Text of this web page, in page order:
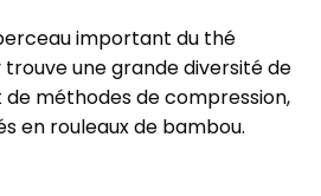
important du thé
trouve une grande diversité de
méthodes de compression,
en rouleaux de bambou.